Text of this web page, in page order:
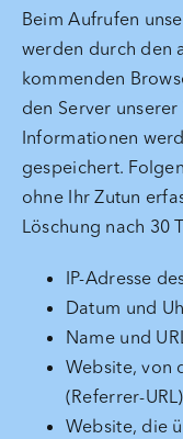
Beim Aufrufen
werden durch den
kommenden
den Server
Informationen
gespeichert.
ohne Ihr Zutun
Löschung nach 30
IP-Adresse
Datum und
Name und
Website, von
(Referrer-
Website, die